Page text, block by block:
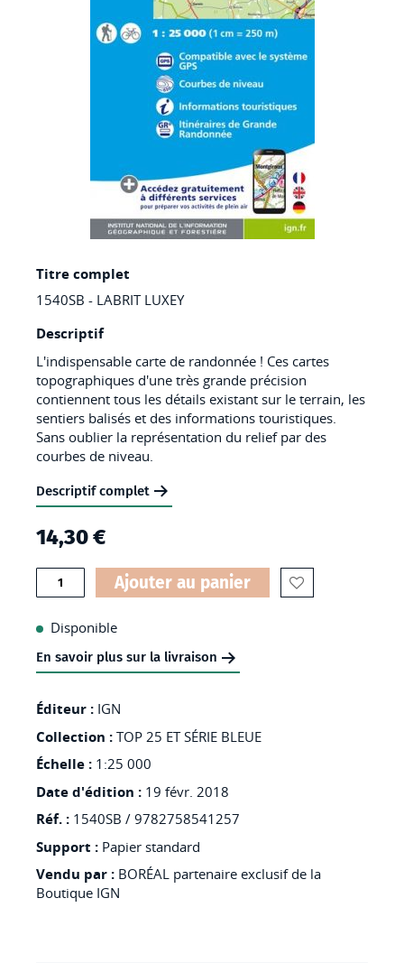
to
the
beginning
of
the
images
gallery
Titre complet
1540SB - LABRIT LUXEY
Descriptif
L'indispensable carte de randonnée ! Ces cartes
topographiques d'une très grande précision
contiennent tous les détails existant sur le terrain, les
sentiers balisés et des informations touristiques.
Sans oublier la représentation du relief par des
courbes de niveau.
Descriptif complet
14,30 €
Quantité Ajouter au panier
AJOUTER
Disponible
En savoir plus sur la livraison
Éditeur : IGN
Collection : TOP 25 ET SÉRIE BLEUE
Échelle : 1:25 000
Date d'édition : 19 févr. 2018
Réf. : 1540SB / 9782758541257
Support : Papier standard
Vendu par : BORÉAL partenaire exclusif de la
Boutique IGN